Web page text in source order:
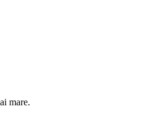
mare.